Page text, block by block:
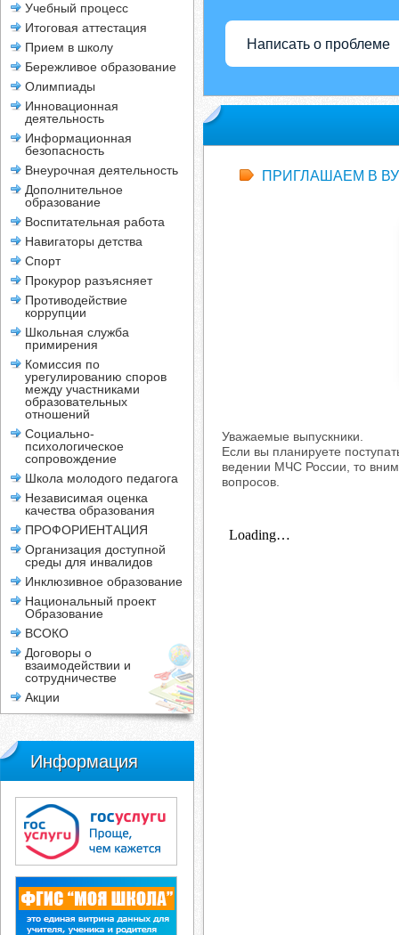
Учебный процесс
Итоговая аттестация
Прием в школу
Бережливое образование
Олимпиады
Инновационная
деятельность
Информационная
безопасность
Внеурочная деятельность
Дополнительное
образование
Воспитательная работа
Навигаторы детства
Спорт
Прокурор разъясняет
Противодействие
коррупции
Школьная служба
примирения
Комиссия по
урегулированию споров
между участниками
образовательных
отношений
Социально-
психологическое
сопровождение
Школа молодого педагога
Независимая оценка
качества образования
ПРОФОРИЕНТАЦИЯ
Организация доступной
среды для инвалидов
Инклюзивное образование
Национальный проект
Образование
ВСОКО
Договоры о
взаимодействии и
сотрудничестве
Акции
Информация
Написать о проблеме
ПРИГЛАШАЕМ В
Уважаемые выпускники.
Если вы планируете
ведении МЧС России, то
вопросов.